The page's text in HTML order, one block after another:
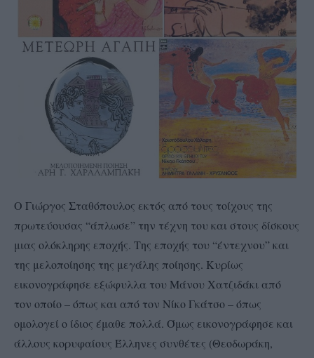
Ο Γιώργος Σταθόπουλος εκτός από τους τοίχους της
πρωτεύουσας “άπλωσε” την τέχνη του και στους δίσκους
μιας ολόκληρης εποχής. Της εποχής του “έντεχνου” και
της μελοποίησης της μεγάλης ποίησης. Κυρίως
εικονογράφησε εξώφυλλα του Μάνου Χατζιδάκι από
τον οποίο – όπως και από τον Νίκο Γκάτσο – όπως
ομολογεί ο ίδιος έμαθε πολλά. Όμως εικονογράφησε και
άλλους κορυφαίους Έλληνες συνθέτες (Θεοδωράκη,